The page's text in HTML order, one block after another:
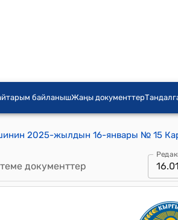
байланышЖаңы документтер
документтер